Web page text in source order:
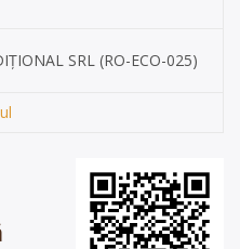
SRL (RO-ECO-025)